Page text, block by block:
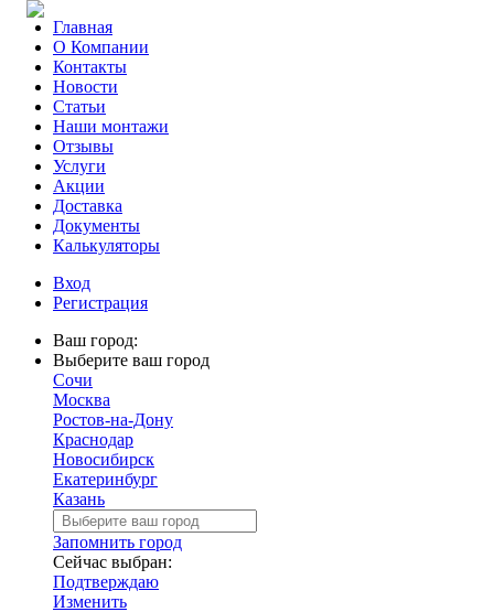
Главная
О Компании
Контакты
Новости
Статьи
Наши монтажи
Отзывы
Услуги
Акции
Доставка
Документы
Калькуляторы
Вход
Регистрация
Ваш город:
Выберите ваш город
Сочи
Москва
Ростов-на-Дону
Краснодар
Новосибирск
Екатеринбург
Казань
Запомнить город
Сейчас выбран:
Подтверждаю
Изменить